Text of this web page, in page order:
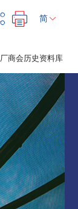
简
厂商会历史资料库